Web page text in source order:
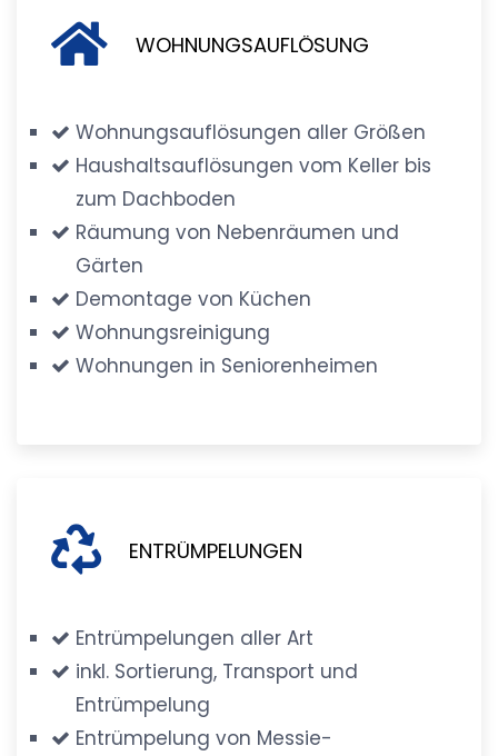
WOHNUNGSAUFLÖSUNG
Wohnungsauflösungen aller Größen
Haushaltsauflösungen vom Keller bis
zum Dachboden
Räumung von Nebenräumen und
Gärten
Demontage von Küchen
Wohnungsreinigung
Wohnungen in Seniorenheimen
ENTRÜMPELUNGEN
Entrümpelungen aller Art
inkl. Sortierung, Transport und
Entrümpelung
Entrümpelung von Messie-